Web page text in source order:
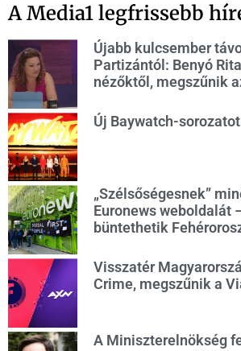
A Media1 legfrissebb
Újabb kulcsember
Partizántól: Benyó
nézőktől, megszűnik
Új Baywatch-
„Szélsőségesnek”
Euronews weboldalát
büntethetik
Visszatér
Crime, megszűnik a
A Miniszterelnökség